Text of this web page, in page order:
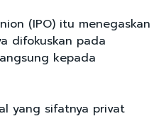
(IPO) itu menegaskan
difokuskan pada
kepada
yang sifatnya privat